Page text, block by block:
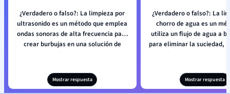
¿Verdadero o falso?: La limpieza por
ultrasonido es un método que emplea
ondas sonoras de alta frecuencia para
crear burbujas en una solución de
limpieza.
Mostrar respuesta
¿Verdadero o falso?: La
chorro de agua es un
utiliza un flujo de agua a
para eliminar la suciedad,
y los
Mostrar respuesta